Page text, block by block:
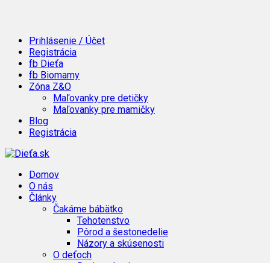
Prihlásenie / Účet
Registrácia
fb Dieťa
fb Biomamy
Zóna Z&O
Maľovanky pre detičky
Maľovanky pre mamičky
Blog
Registrácia
Domov
O nás
Články
Čakáme bábätko
Tehotenstvo
Pôrod a šestonedelie
Názory a skúsenosti
O deťoch